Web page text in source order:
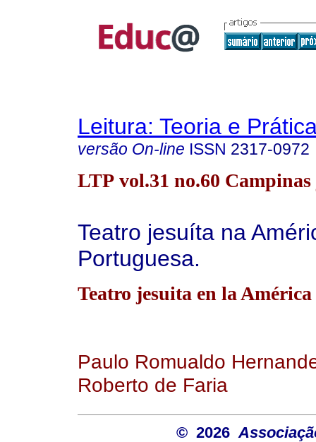
Leitura: Teoria e
versão On-line ISSN 2317-0972
LTP vol.31 no.60
Teatro jesuíta na
Portuguesa.
Teatro jesuita en la
Paulo Romualdo
Roberto de Faria
© 2026